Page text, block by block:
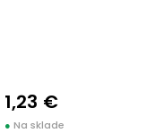
1,23 €
● Na sklade